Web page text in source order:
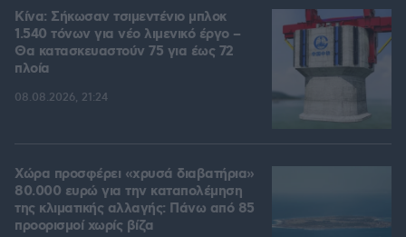
Κίνα: Σήκωσαν τσιμεντένιο μπλοκ
1.540 τόνων για νέο λιμενικό έργο –
Θα κατασκευαστούν 75 για έως 72
πλοία
08.08.2026, 21:24
Χώρα προσφέρει «χρυσά διαβατήρια»
80.000 ευρώ για την καταπολέμηση
της κλιματικής αλλαγής: Πάνω από 85
προορισμοί χωρίς βίζα